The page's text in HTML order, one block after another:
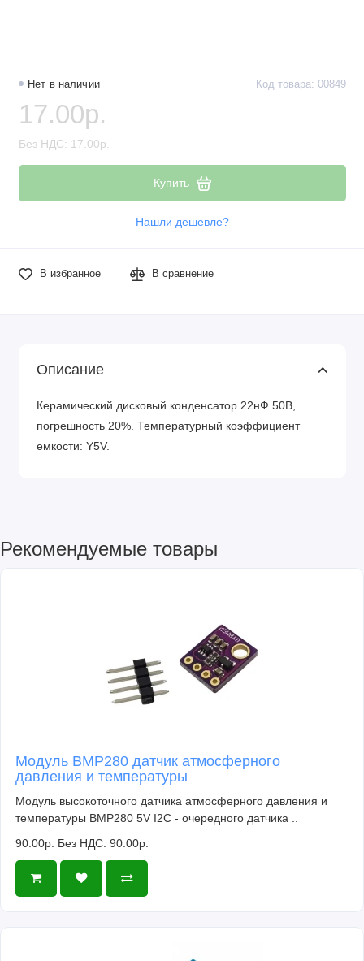
Резисторы
Реле
Стабилизаторы питания
Транзисторы
Нет в наличии Код товара: 00849
17.00р.
Без НДС: 17.00р.
Купить
Нашли дешевле?
В избранное В сравнение
Описание
Керамический дисковый конденсатор 22нФ 50В,
погрешность 20%. Температурный коэффициент
емкости: Y5V.
Рекомендуемые товары
Модуль BMP280 датчик атмосферного
давления и температуры
Модуль высокоточного датчика атмосферного давления и
температуры BMP280 5V I2C - очередного датчика ..
90.00р. Без НДС: 90.00р.